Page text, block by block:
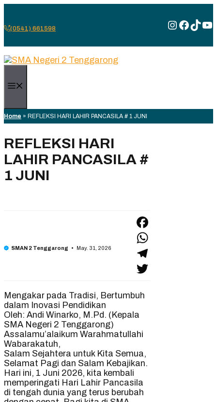
content
(0541) 661598
Home » REFLEKSI HARI LAHIR PANCASILA # 1 JUNI
REFLEKSI HARI
LAHIR PANCASILA #
1 JUNI
SMAN 2 Tenggarong May. 31, 2026
Facebook
WhatsApp
Telegram
Mengakar pada Tradisi, Bertumbuh
dalam Inovasi Pendidikan
Oleh: Andi Winarko, M.Pd. (Kepala
SMA Negeri 2 Tenggarong)
Assalamu’alaikum Warahmatullahi
Wabarakatuh,
Salam Sejahtera untuk Kita Semua,
Selamat Pagi dan Salam Kebajikan.
Hari ini, 1 Juni 2026, kita kembali
memperingati Hari Lahir Pancasila
di tengah dunia yang terus berubah